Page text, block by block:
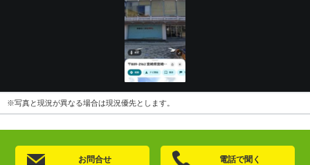
※写真と現況が異なる場合は現況優先とします。
お問合せ 電話で聞く